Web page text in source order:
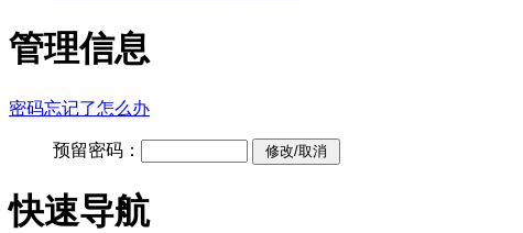
管理信息
密码忘记了怎么办
预留密码：
快速导航